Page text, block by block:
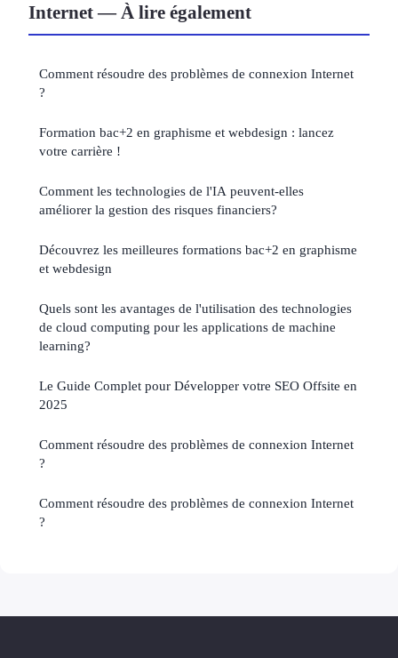
Internet — À lire également
Comment résoudre des problèmes de connexion Internet
?
Formation bac+2 en graphisme et webdesign : lancez
votre carrière !
Comment les technologies de l'IA peuvent-elles
améliorer la gestion des risques financiers?
Découvrez les meilleures formations bac+2 en graphisme
et webdesign
Quels sont les avantages de l'utilisation des technologies
de cloud computing pour les applications de machine
learning?
Le Guide Complet pour Développer votre SEO Offsite en
2025
Comment résoudre des problèmes de connexion Internet
?
Comment résoudre des problèmes de connexion Internet
?